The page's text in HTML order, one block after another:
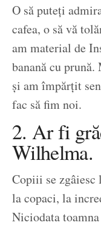
O să puteți
cafea, o să vă
am material de
banană cu
și am împărțit
fac să fim noi.
2. Ar fi
Wilhelma.
Copiii se zgâiesc
la copaci, la
Niciodata